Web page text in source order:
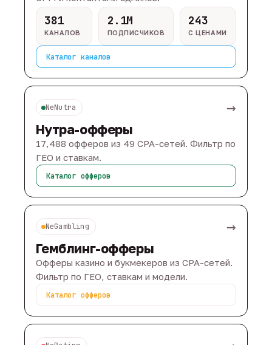
381
КАНАЛОВ
2.1M
ПОДПИСЧИКОВ
243
С ЦЕНАМИ
Каталог каналов
NeNutra →
Нутра-офферы
17,488 офферов из 49 CPA-сетей. Фильтр по
ГЕО и ставкам.
Каталог офферов
NeGambling →
Гемблинг-офферы
Офферы казино и букмекеров из CPA-сетей.
Фильтр по ГЕО, ставкам и модели.
Каталог офферов